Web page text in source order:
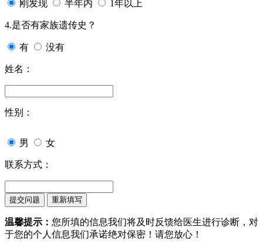
刚发现 半年内 1年以上
4.是否有家族遗传史？
有 没有
姓名：
性别：
男 女
联系方式：
温馨提示： 您所填的信息我们将及时反馈给医生进行诊断，对
于您的个人信息我们承诺绝对保密！请您放心！